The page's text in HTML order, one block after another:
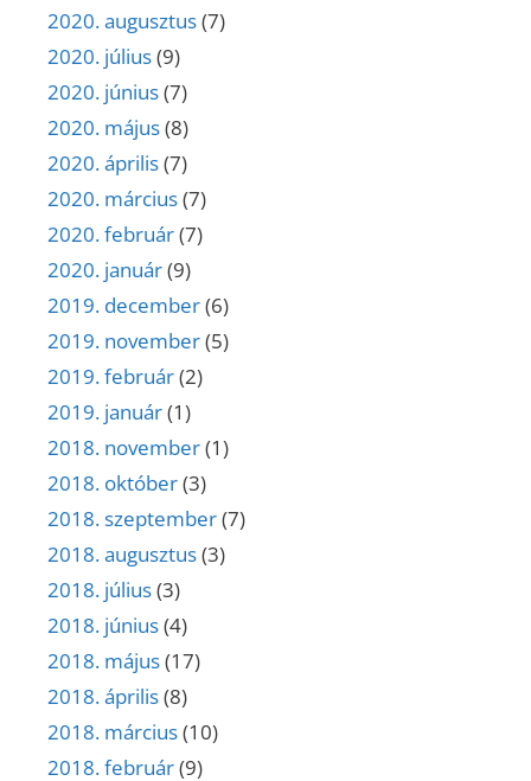
2020. augusztus(7)
2020. július(9)
2020. június(7)
2020. május(8)
2020. április(7)
2020. március(7)
2020. február(7)
2020. január(9)
2019. december(6)
2019. november(5)
2019. február(2)
2019. január(1)
2018. november(1)
2018. október(3)
2018. szeptember(7)
2018. augusztus(3)
2018. július(3)
2018. június(4)
2018. május(17)
2018. április(8)
2018. március(10)
2018. február(9)